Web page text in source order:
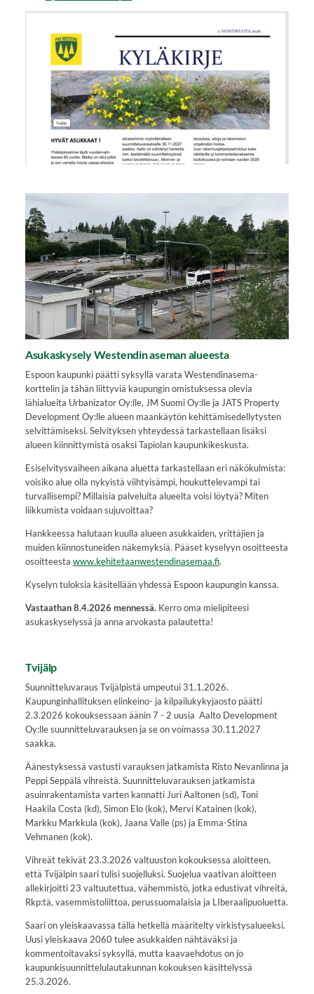
Asukaskysely Westendin aseman alueesta
Espoon kaupunki päätti syksyllä varata Westendinasema-
korttelin ja tähän liittyviä kaupungin omistuksessa olevia
lähialueita Urbanizator Oy:lle, JM Suomi Oy:lle ja JATS Property
Development Oy:lle alueen maankäytön kehittämisedellytysten
selvittämiseksi. Selvityksen yhteydessä tarkastellaan lisäksi
alueen kiinnittymistä osaksi Tapiolan kaupunkikeskusta.
Esiselvitysvaiheen aikana aluetta tarkastellaan eri näkökulmista:
voisiko alue olla nykyistä viihtyisämpi, houkuttelevampi tai
turvallisempi? Millaisia palveluita alueelta voisi löytyä? Miten
liikkumista voidaan sujuvoittaa?
Hankkeessa halutaan kuulla alueen asukkaiden, yrittäjien ja
muiden kiinnostuneiden näkemyksiä. Pääset kyselyyn osoitteesta
osoitteesta www.kehitetaanwestendinasemaa.fi.
Kyselyn tuloksia käsitellään yhdessä Espoon kaupungin kanssa.
Vastaathan 8.4.2026 mennessä.Kerro oma mielipiteesi
asukaskyselyssä ja anna arvokasta palautetta!
Tvijälp
Suunnitteluvaraus Tvijälpistä umpeutui 31.1.2026.
Kaupunginhallituksen elinkeino- ja kilpailukykyjaosto päätti
2.3.2026 kokouksessaan äänin 7 - 2 uusia Aalto Development
Oy:lle suunnitteluvarauksen ja se on voimassa 30.11.2027
saakka.
Äänestyksessä vastusti varauksen jatkamista Risto Nevanlinna ja
Peppi Seppälä vihreistä. Suunnitteluvarauksen jatkamista
asuinrakentamista varten kannatti Juri Aaltonen (sd), Toni
Haakila Costa (kd), Simon Elo (kok), Mervi Katainen (kok),
Markku Markkula (kok), Jaana Valle (ps) ja Emma-Stina
Vehmanen (kok).
Vihreät tekivät 23.3.2026 valtuuston kokouksessa aloitteen,
että Tvijälpin saari tulisi suojelluksi. Suojelua vaativan aloitteen
allekirjoitti 23 valtuutettua, vähemmistö, jotka edustivat vihreitä,
Rkp:tä, vasemmistoliittoa, perussuomalaisia ja LIberaalipuoluetta.
Saari on yleiskaavassa tällä hetkellä määritelty virkistysalueeksi.
Uusi yleiskaava 2060 tulee asukkaiden nähtäväksi ja
kommentoitavaksi syksyllä, mutta kaavaehdotus on jo
kaupunkisuunnittelulautakunnan kokouksen käsittelyssä
25.3.2026.